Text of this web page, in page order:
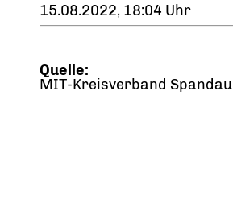
15.08.2022, 18:04 Uhr
Quelle:
MIT-Kreisverband Spandau